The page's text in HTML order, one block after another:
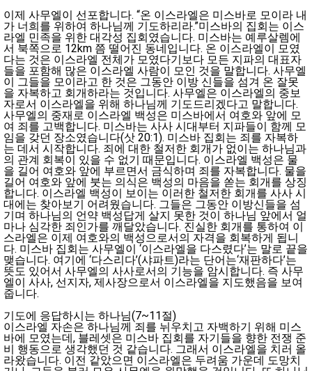
이제 사무엘이 선포합니다. “온 이스라엘은 미스바로 모이라 내
가 너희를 위하여 하나님께 기도하리라.”미스바의 집회는 이스
라엘 민족을 위한 대각성 집회였습니다. 미스바는 예루살렘에
서 북쪽으로 12km 쯤 떨어진 동네입니다. 온 이스라엘이 모였
다는 것은 이스라엘 전체가 모였다기보다 모든 지파의 대표자
들을 포함해 많은 이스라엘 사람이 모인 것을 말합니다. 사무엘
이 그들을 모이라고 한 것은 그동안 이방 신들을 섬겨 온 잘못
을 자복하고 회개하라는 것입니다. 사무엘은 이스라엘의 중보
자로서 이스라엘을 위해 하나님께 기도드리겠다고 말합니다.
사무엘의 중재로 이스라엘 백성은 미스바에서 여호와 앞에 모
여 죄를 고백합니다. 미스바는 사사 시대부터 지파들이 함께 모
임을 갖던 장소였습니다(삿 20:1). 미스바 집회는 죄를 자복하
는 데서 시작합니다. 죄에 대한 철저한 회개가 없이는 하나님과
의 관계 회복이 있을 수 없기 때문입니다. 이스라엘 백성은 물
을 길어 여호와 앞에 부르면서 금식하며 죄를 자복합니다. 물을
길어 여호와 앞에 붓는 의식은 백성의 마음을 쏟는 회개를 상징
합니다. 이스라엘 백성이 보이는 이러한 철저한 회개를 사사 시
대에는 찾아보기 어려웠습니다. 그들은 그동안 이방신들을 섬
기며 하나님의 언약 백성답게 살지 못한 것이 하나님 앞에서 얼
마나 심각한 죄인가를 깨달았습니다. 진실한 회개를 통하여 이
스라엘은 이제 여호와의 백성으로서의 자격을 회복하게 됩니
다. 미스바 집회는 사무엘이 ‘이스라엘을 다스렸다’는 말로 끝을
맺습니다. 여기에 ‘다스리다’(샤파트)라는 단어는‘재판하다’는
뜻도 있어서 사무엘의 사사로서의 기능을 암시합니다. 즉 사무
엘이 사사, 선지자, 제사장으로서 이스라엘을 지도했음을 보여
줍니다.
기도에 응답하시는 하나님(7~11절)
이스라엘 자손은 하나님께 죄를 뉘우치고 자백하기 위해 미스
바에 모였는데, 블레셋은 미스바 집회를 자기들을 향한 전쟁 준
비 행동으로 생각했던 것 같습니다. 그래서 이스라엘을 치러 올
라왔습니다. 이전 같았으면 이스라엘은 두려움 가운데 도망치